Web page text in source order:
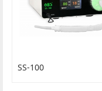
SS-100